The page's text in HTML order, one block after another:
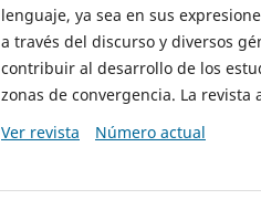
lenguaje, ya sea en sus
a través del discurso y diversos
contribuir al desarrollo de los
zonas de convergencia. La
Ver revista
Número actual